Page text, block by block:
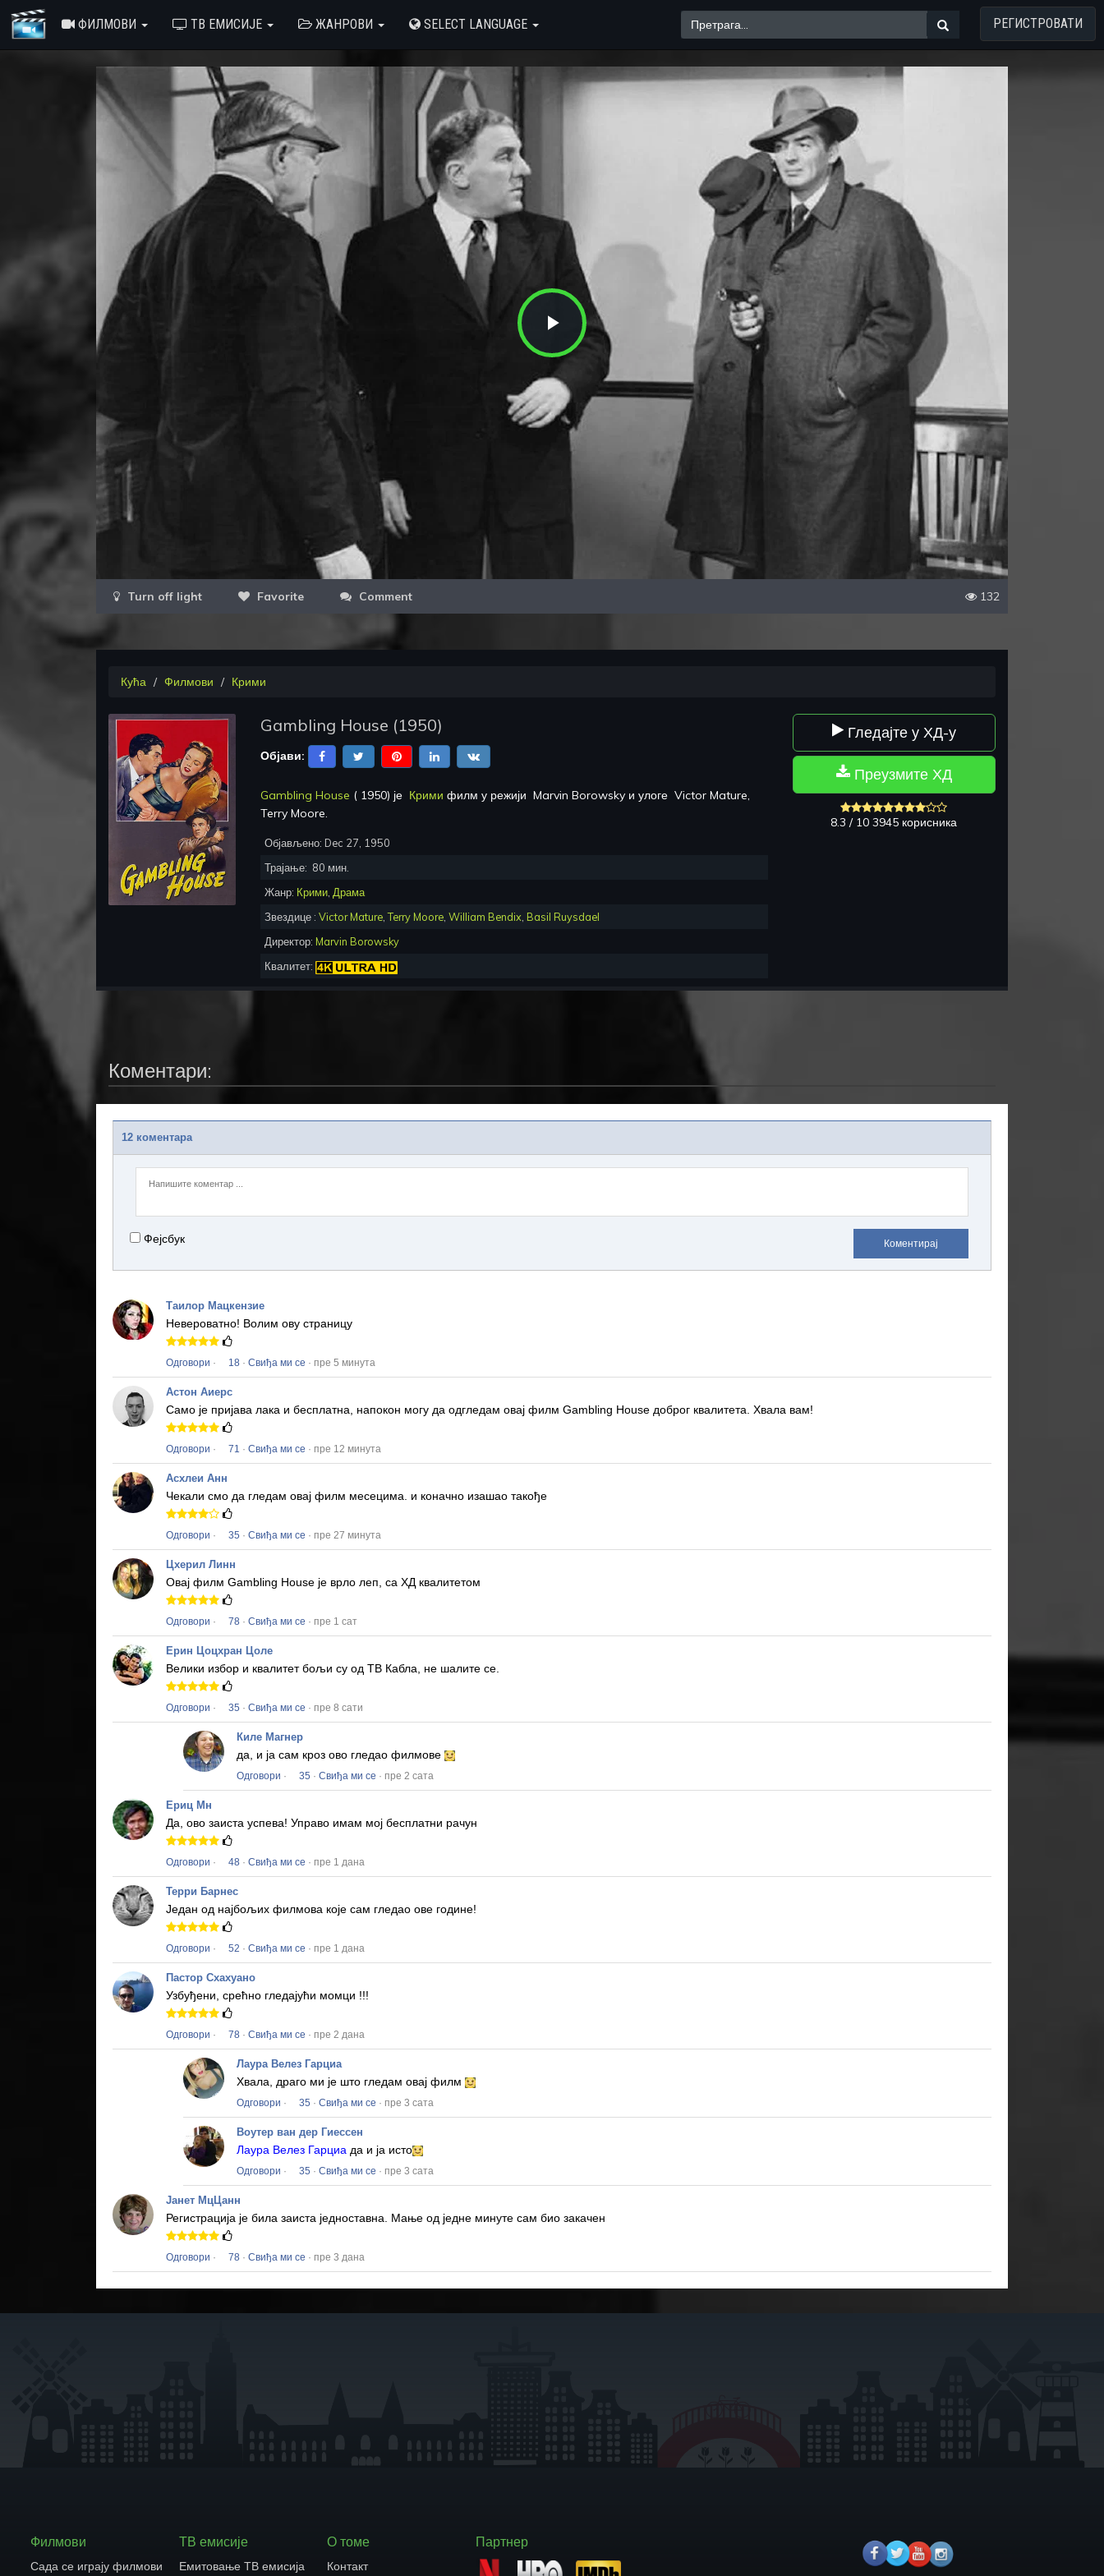
ФИЛМОВИ ТВ ЕМИСИЈЕ ЖАНРОВИ SELECT LANGUAGE РЕГИСТРОВАТИ
Play
Video
Favorite Comment 132
Кућа Филмови Крими
Gambling House (1950)
Објави:
Gambling House ( 1950) је Крими филм у режији Marvin Borowsky и улоге Victor Mature,
Terry Moore.
Објављено: Dec 27, 1950
Трајање: 80 мин.
Жанр: Крими, Драма
Звездице : Victor Mature,Terry Moore, William Bendix, Basil Ruysdael
Директор: Marvin Borowsky
Квалитет:
Гледајте у ХД-у
Преузмите ХД
8.3 / 10 3945 корисника
Коментари:
12 коментара
Фејсбук Коментирај
Таилор Мацкензие
Невероватно! Волим ову страницу
Одговори · 18 · Свиђа ми се · пре 5 минута
Астон Аиерс
Само је пријава лака и бесплатна, напокон могу да одгледам овај филм Gambling House доброг квалитета. Хвала вам!
Одговори · 71 · Свиђа ми се · пре 12 минута
Асхлеи Анн
Чекали смо да гледам овај филм месецима. и коначно изашао такође
Одговори · 35 · Свиђа ми се · пре 27 минута
Цхерил Линн
Овај филм Gambling House је врло леп, са ХД квалитетом
Одговори · 78 · Свиђа ми се · пре 1 сат
Ерин Цоцхран Цоле
Велики избор и квалитет бољи су од ТВ Кабла, не шалите се.
Одговори · 35 · Свиђа ми се · пре 8 сати
Киле Магнер
да, и ја сам кроз ово гледао филмове
Одговори · 35 · Свиђа ми се · пре 2 сата
Ериц Мн
Да, ово заиста успева! Управо имам мој бесплатни рачун
Одговори · 48 · Свиђа ми се · пре 1 дана
Терри Барнес
Један од најбољих филмова које сам гледао ове године!
Одговори · 52 · Свиђа ми се · пре 1 дана
Пастор Схахуано
Узбуђени, срећно гледајући момци !!!
Одговори · 78 · Свиђа ми се · пре 2 дана
Лаура Велез Гарциа
Хвала, драго ми је што гледам овај филм
Одговори · 35 · Свиђа ми се · пре 3 сата
Воутер ван дер Гиессен
Лаура Велез Гарциа да и ја исто
Одговори · 35 · Свиђа ми се · пре 3 сата
Јанет МцЦанн
Регистрација је била заиста једноставна. Мање од једне минуте сам био закачен
Одговори · 78 · Свиђа ми се · пре 3 дана
Филмови
Сада се играју филмови
ТВ емисије
Емитовање ТВ емисија
О томе
Контакт
Партнер